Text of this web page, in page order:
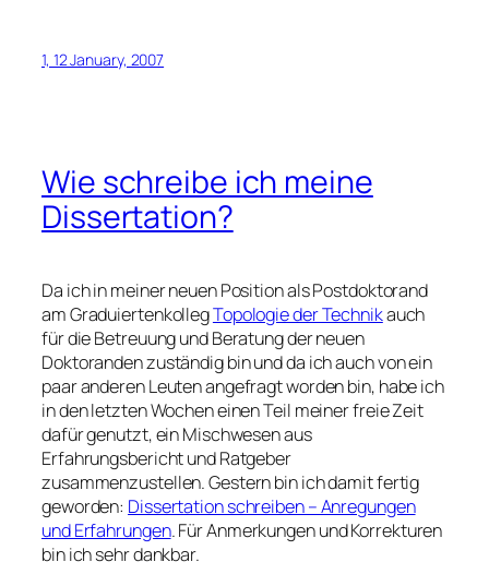
1, 12 January, 2007
Wie schreibe ich meine
Dissertation?
Da ich in meiner neuen Position als Postdoktorand
am GraduiertenkollegTopologie der Technikauch
für die Betreuung und Beratung der neuen
Doktoranden zuständig bin und da ich auch von ein
paar anderen Leuten angefragt worden bin, habe ich
in den letzten Wochen einen Teil meiner freie Zeit
dafür genutzt, ein Mischwesen aus
Erfahrungsbericht und Ratgeber
zusammenzustellen. Gestern bin ich damit fertig
geworden: Dissertation schreiben – Anregungen
und Erfahrungen. Für Anmerkungen und Korrekturen
bin ich sehr dankbar.